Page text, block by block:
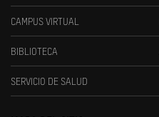
CAMPUS VIRTUAL
BIBLIOTECA
SERVICIO DE SALUD